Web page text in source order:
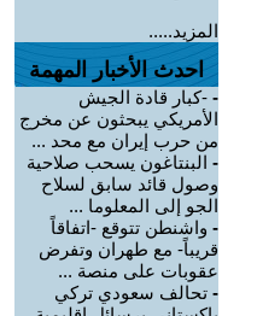
المزيد.....
احدث الأخبار المهمة
- -كبار قادة الجيش
الأمريكي يبحثون عن مخرج
من حرب إيران مع محد ...
- البنتاغون يسحب صلاحية
وصول قائد سابق لسلاح
الجو إلى المعلوما ...
- واشنطن تتوقع -اتفاقاً
قريباً- مع طهران وتفرض
عقوبات على منصة ...
- تحالف سعودي تركي